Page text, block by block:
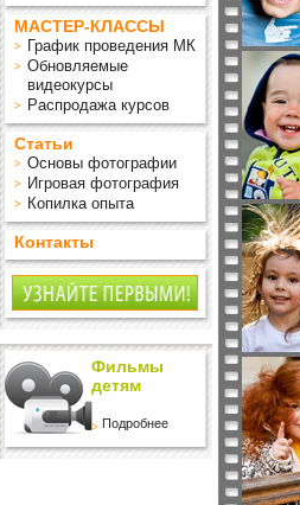
МАСТЕР-КЛАССЫ
График проведения МК
Обновляемые
видеокурсы
Распродажа курсов
Статьи
Основы фотографии
Игровая фотография
Копилка опыта
Контакты
Фильмы
детям
Подробнее